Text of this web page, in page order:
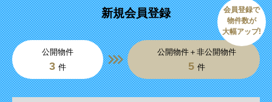
新規会員登録
公開物件
3 件
公開物件＋非公開物件
5 件
会員登録で
物件数が
大幅アップ!